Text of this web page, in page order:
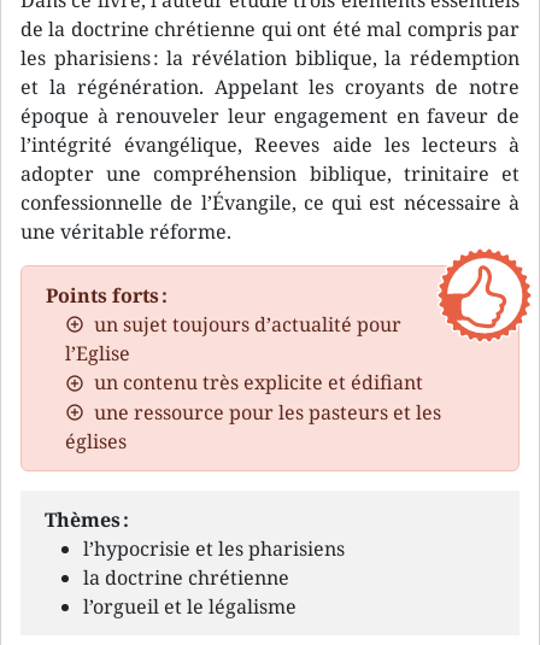
de la doctrine chrétienne qui ont été mal compris par
les pharisiens : la révélation biblique, la rédemption
et la régénération. Appelant les croyants de notre
époque à renouveler leur engagement en faveur de
l’intégrité évangélique, Reeves aide les lecteurs à
adopter une compréhension biblique, trinitaire et
confessionnelle de l’Évangile, ce qui est nécessaire à
une véritable réforme.
Points forts :
un sujet toujours d’actualité pour
l’Eglise
un contenu très explicite et édifiant
une ressource pour les pasteurs et les
églises
Thèmes :
l’hypocrisie et les pharisiens
la doctrine chrétienne
l’orgueil et le légalisme